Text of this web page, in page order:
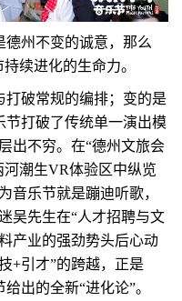
州不变的诚意，那么
续进化的生命力。
破常规的编排；变的是
节打破了传统单一演出模
出不穷。在“德州文旅会
潮生VR体验区中纵览
音乐节就是蹦迪听歌，
吴先生在“人才招聘与文
产业的强劲势头后心动
+引才”的跨越，正是
出的全新“进化论”。